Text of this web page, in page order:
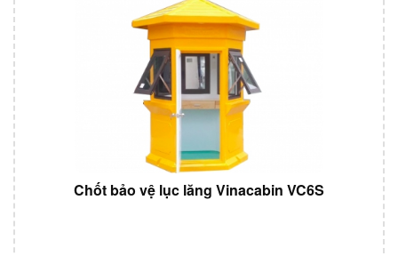
Chốt bảo vệ lục lăng Vinacabin VC6S